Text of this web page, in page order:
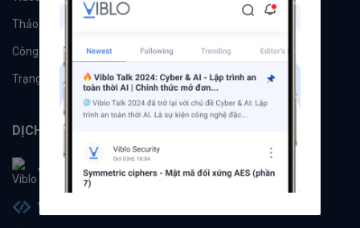
Thảo luận
Công cụ Machine Learning
Trạng thái hệ thống
DỊCH VỤ
Viblo
Viblo Code